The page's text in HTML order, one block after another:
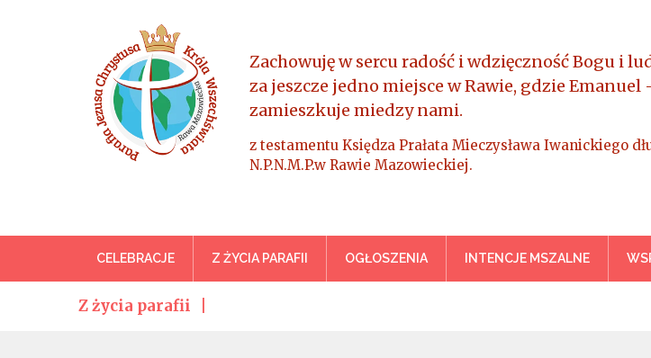
Parafia Jezusa Chrystusa Króla
Zachowuję w sercu radość i wdzięczność Bogu i
za jeszcze jedno miejsce w Rawie, gdzie
zamieszkuje miedzy nami.
z testamentu Księdza Prałata Mieczysława Iwanickiego
N.P.N.M.P.w Rawie Mazowieckiej.
CELEBRACJE Z ŻYCIA PARAFII OGŁOSZENIA INTENCJE MSZALNE
Z życia parafii